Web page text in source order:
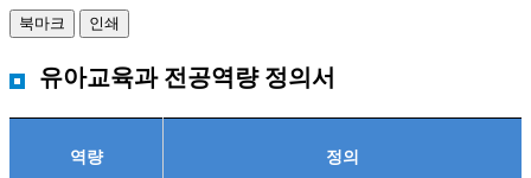
북마크 인쇄
유아교육과 전공역량 정의서
역량 정의